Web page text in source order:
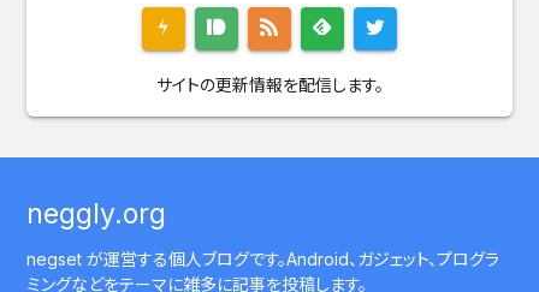
サイトの更新情報を配信します。
neggly.org
negset が運営する個人ブログです。Android、ガジェット、プログラ
ミングなどをテーマに雑多に記事を投稿します。